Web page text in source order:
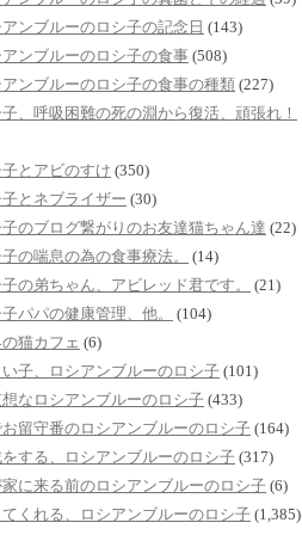
ンブルーのロシ子の記念日 (143)
ンブルーのロシ子の食事 (508)
ンブルーのロシ子の食事の種類 (227)
、呼吸困難の死の淵から復活、頑張れ！
とアビのすけ (350)
とネブライザー (30)
のブログ繋がりのお友達猫ちゃん達 (22)
の喘息の為の食事療法。
(14)
の弟ちゃん、アビレッド君です。
(21)
パパの健康管理、他。
(104)
猫カフェ (6)
子、ロシアンブルーのロシ子 (101)
なロシアンブルーのロシ子 (433)
留守番のロシアンブルーのロシ子 (164)
する、ロシアンブルーのロシ子 (317)
に来る前のロシアンブルーのロシ子 (6)
くれる、ロシアンブルーのロシ子 (1,385)